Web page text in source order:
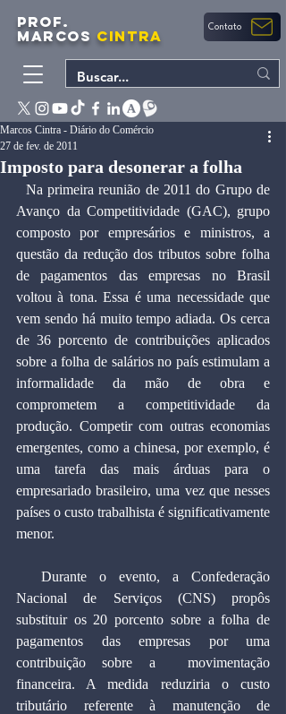
PROF.
MARCOS CINTRA Contato
Imposto para desonerar a folha
Marcos Cintra - Diário do Comércio
27 de fev. de 2011
Avanço da Competitividade (GAC), grupo
composto por empresários e ministros, a
questão da redução dos tributos sobre folha
de pagamentos das empresas no Brasil
voltou à tona. Essa é uma necessidade que
vem sendo há muito tempo adiada. Os cerca
de 36 porcento de contribuições aplicados
sobre a folha de salários no país estimulam a
informalidade da mão de obra e
comprometem a competitividade da
produção. Competir com outras economias
emergentes, como a chinesa, por exemplo, é
uma tarefa das mais árduas para o
empresariado brasileiro, uma vez que nesses
países o custo trabalhista é significativamente
menor.
Nacional de Serviços (CNS) propôs
substituir os 20 porcento sobre a folha de
pagamentos das empresas por uma
contribuição sobre a  movimentação
financeira. A medida reduziria o custo
tributário referente à manutenção de